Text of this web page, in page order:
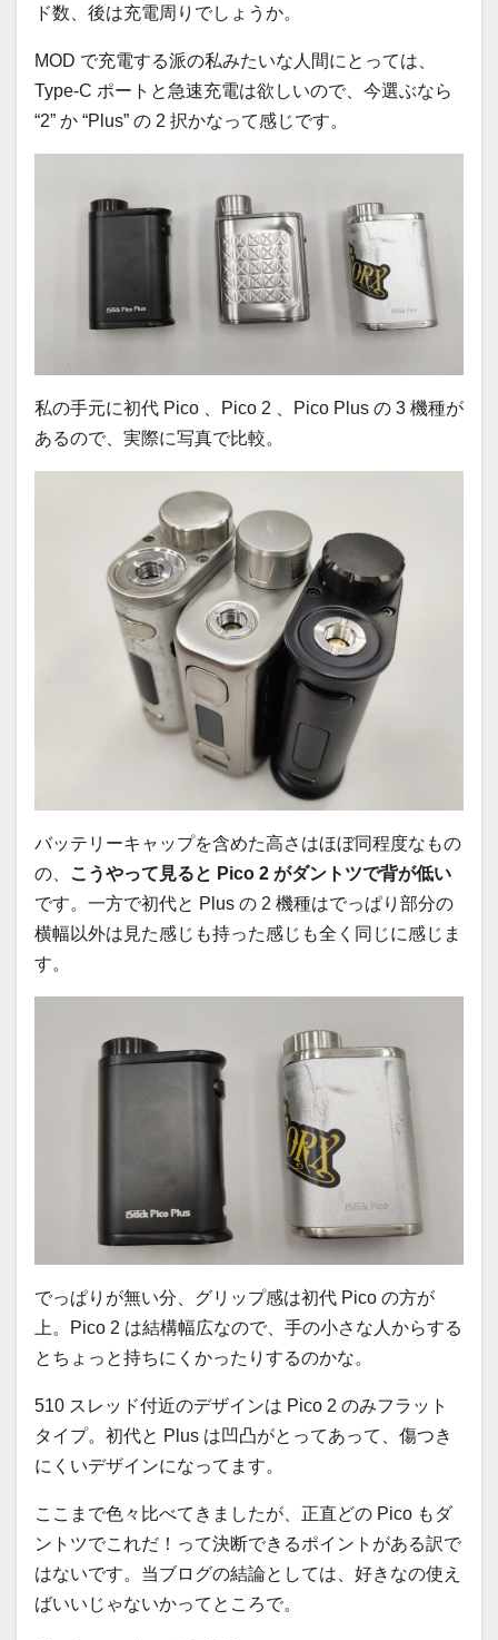
ド数、後は充電周りでしょうか。
MOD で充電する派の私みたいな人間にとっては、
Type-C ポートと急速充電は欲しいので、今選ぶなら
“2” か “Plus” の 2 択かなって感じです。
私の手元に初代 Pico 、Pico 2 、Pico Plus の 3 機種が
あるので、実際に写真で比較。
バッテリーキャップを含めた高さはほぼ同程度なもの
の、
こうやって見ると Pico 2 がダントツで背が低い
です。一方で初代と Plus の 2 機種はでっぱり部分の
横幅以外は見た感じも持った感じも全く同じに感じま
す。
でっぱりが無い分、グリップ感は初代 Pico の方が
上。Pico 2 は結構幅広なので、手の小さな人からする
とちょっと持ちにくかったりするのかな。
510 スレッド付近のデザインは Pico 2 のみフラット
タイプ。初代と Plus は凹凸がとってあって、傷つき
にくいデザインになってます。
ここまで色々比べてきましたが、正直どの Pico もダ
ントツでこれだ！って決断できるポイントがある訳で
はないです。当ブログの結論としては、好きなの使え
ばいいじゃないかってところで。